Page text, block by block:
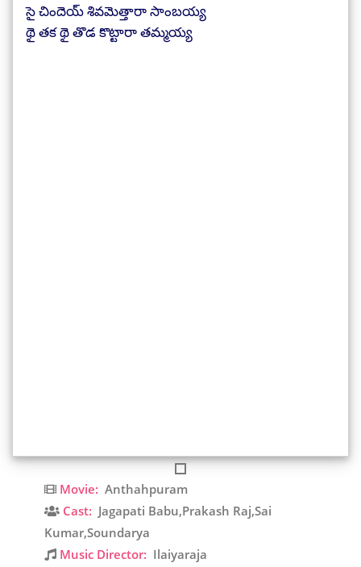
సై చిందెయ్ శివమెత్తారా సాంబయ్య
థై తక థై తొడ కొట్టారా తమ్మయ్య
Movie: Anthahpuram
Cast: Jagapati Babu,Prakash Raj,Sai
Kumar,Soundarya
Music Director: Ilaiyaraja